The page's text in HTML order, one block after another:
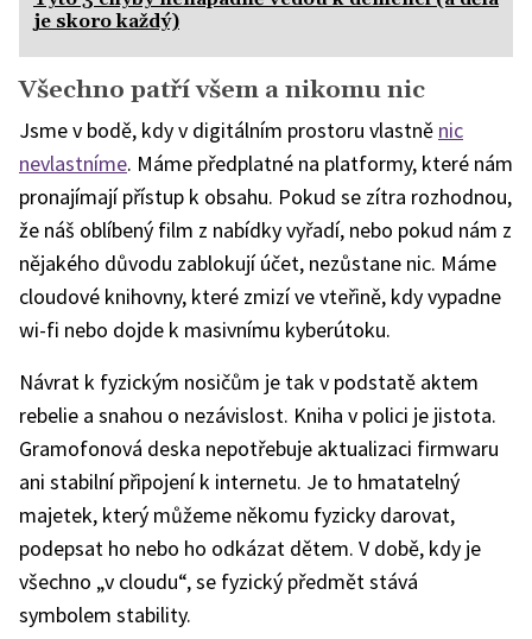
je skoro každý)
Všechno patří všem a nikomu nic
Jsme v bodě, kdy v digitálním prostoru vlastně nic
nevlastníme. Máme předplatné na platformy, které nám
pronajímají přístup k obsahu. Pokud se zítra rozhodnou,
že náš oblíbený film z nabídky vyřadí, nebo pokud nám z
nějakého důvodu zablokují účet, nezůstane nic. Máme
cloudové knihovny, které zmizí ve vteřině, kdy vypadne
wi-fi nebo dojde k masivnímu kyberútoku.
Návrat k fyzickým nosičům je tak v podstatě aktem
rebelie a snahou o nezávislost. Kniha v polici je jistota.
Gramofonová deska nepotřebuje aktualizaci firmwaru
ani stabilní připojení k internetu. Je to hmatatelný
majetek, který můžeme někomu fyzicky darovat,
podepsat ho nebo ho odkázat dětem. V době, kdy je
všechno „v cloudu“, se fyzický předmět stává
symbolem stability.